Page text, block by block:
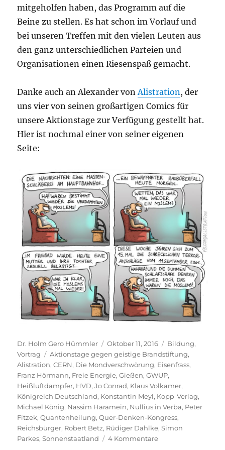
mitgeholfen haben, das Programm auf die
Beine zu stellen. Es hat schon im Vorlauf und
bei unseren Treffen mit den vielen Leuten aus
den ganz unterschiedlichen Parteien und
Organisationen einen Riesenspaß gemacht.
Danke auch an Alexander von Alistration , der
uns vier von seinen großartigen Comics für
unsere Aktionstage zur Verfügung gestellt hat.
Hier ist nochmal einer von seiner eigenen
Seite:
Autor
Dr. Holm Gero Hümmler
Veröffentlicht
am
Oktober 11, 2016 Kategorien
Bildung,
Vortrag
Schlagwörter
Aktionstage gegen geistige Brandstiftung,
Alistration,CERN, Die Mondverschwörung, Eisenfrass,
Franz Hörmann, Freie Energie,Gießen,GWUP,
Heißluftdampfer, HVD,Jo Conrad, Klaus Volkamer,
Königreich Deutschland, Konstantin Meyl, Kopp-Verlag,
Michael König, Nassim Haramein, Nullius in Verba, Peter
Fitzek,Quantenheilung,Quer-Denken-Kongress,
Reichsbürger, Robert Betz, Rüdiger Dahlke,Simon
Parkes,Sonnenstaatland 4 Kommentarezu